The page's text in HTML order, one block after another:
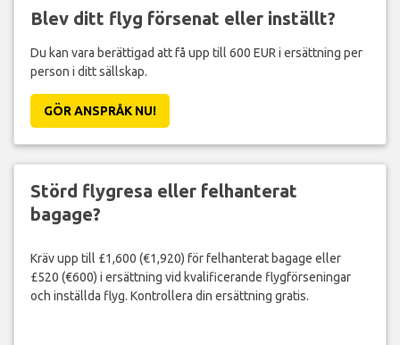
Blev ditt flyg försenat eller inställt?
Du kan vara berättigad att få upp till 600 EUR i ersättning per
person i ditt sällskap.
GÖR ANSPRÅK NU!
Störd flygresa eller felhanterat
bagage?
Kräv upp till £1,600 (€1,920) för felhanterat bagage eller
£520 (€600) i ersättning vid kvalificerande flygförseningar
och inställda flyg. Kontrollera din ersättning gratis.